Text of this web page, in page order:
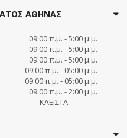
ΑΘΗΝΑΣ
09:00 π.μ. - 5:00 μ.μ.
09:00 π.μ. - 5:00 μ.μ.
09:00 π.μ. - 5:00 μ.μ.
09:00 π.μ. - 05:00 μ.μ.
09:00 π.μ. - 05:00 μ.μ.
09:00 π.μ. - 2:00 μ.μ.
ΚΛΕΙΣΤΑ